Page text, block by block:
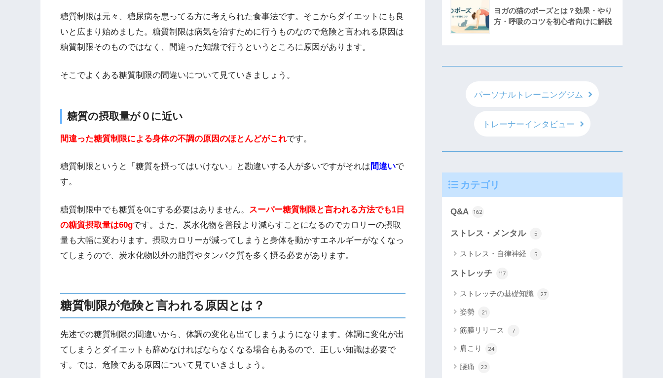
糖質制限は元々、糖尿病を患ってる方に考えられた食事法です。そこからダイエットにも良
いと広まり始めました。糖質制限は病気を治すために行うものなので危険と言われる原因は
糖質制限そのものではなく、間違った知識で行うというところに原因があります。
そこでよくある糖質制限の間違いについて見ていきましょう。
糖質の摂取量が０に近い
間違った糖質制限による身体の不調の原因のほとんどがこれです。
糖質制限というと「糖質を摂ってはいけない」と勘違いする人が多いですがそれは間違いで
す。
糖質制限中でも糖質を0にする必要はありません。 スーパー糖質制限と言われる方法でも1日
の糖質摂取量は60gです。また、炭水化物を普段より減らすことになるのでカロリーの摂取
量も大幅に変わります。摂取カロリーが減ってしまうと身体を動かすエネルギーがなくなっ
てしまうので、炭水化物以外の脂質やタンパク質を多く摂る必要があります。
糖質制限が危険と言われる原因とは？
先述での糖質制限の間違いから、体調の変化も出てしまうようになります。体調に変化が出
てしまうとダイエットも辞めなければならなくなる場合もあるので、正しい知識は必要で
す。では、危険である原因について見ていきましょう。
ヨガの猫のポーズとは？効果・やり
方・呼吸のコツを初心者向けに解説
パーソナルトレーニングジム
トレーナーインタビュー
カテゴリ
Q&A 162
ストレス・メンタル 5
ストレス・自律神経 5
ストレッチ 117
ストレッチの基礎知識 27
姿勢 21
筋膜リリース 7
肩こり 24
腰痛 22